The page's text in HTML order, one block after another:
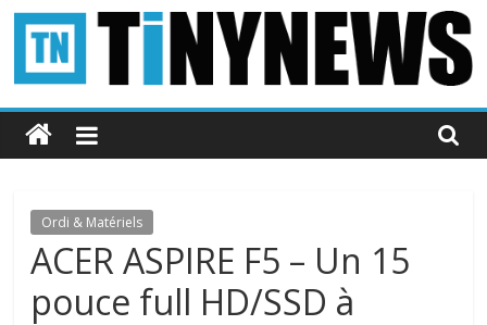
Passer
contenu
Tinynews
Le
belge
connecté
Ordi & Matériels
ACER ASPIRE F5 – Un 15
pouce full HD/SSD à